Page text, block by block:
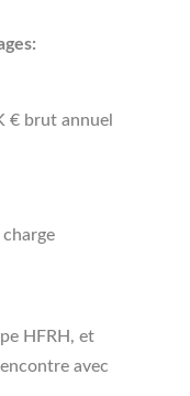
€ brut annuel
HFRH, et
avec